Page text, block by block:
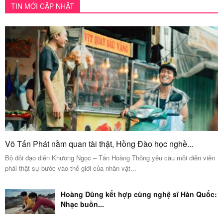
TIN MỚI CẬP NHẬT
Võ Tấn Phát nằm quan tài thật, Hồng Đào học nghề...
Bộ đôi đạo diễn Khương Ngọc – Tấn Hoàng Thông yêu cầu mỗi diễn viên
phải thật sự bước vào thế giới của nhân vật...
Hoàng Dũng kết hợp cùng nghệ sĩ Hàn Quốc:
Nhạc buồn...